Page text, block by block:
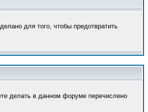
для того, чтобы предотвратить
делать в данном форуме перечислено